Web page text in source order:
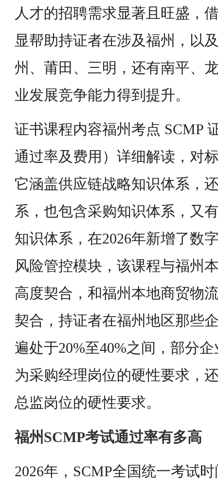
人才的招聘需求显著且旺盛，
显帮助持证者在涉及福州，以
州、莆田、三明，还有南平、
业发展竞争能力得到提升。
证书课程内容福州考点 SCMP
通过率及费用）详细解读，对
它涵盖供应链战略知识体系，
系，也包含采购知识体系，又
知识体系，在2026年新增了数
风险管控模块，该课程与福州
高度契合，和福州本地商贸物
契合，持证者在福州地区那些
遍处于20%至40%之间，部分
为采购经理岗位的硬性要求，
总监岗位的硬性要求。
福州SCMP考试通过率有多高
2026年，SCMP全国统一考试